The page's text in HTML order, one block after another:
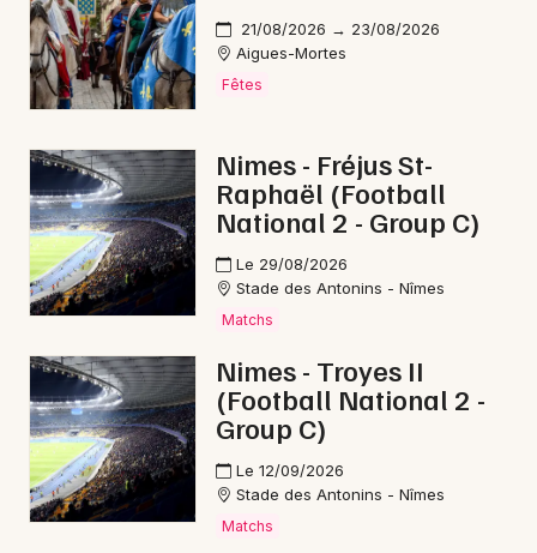
Actus au Grau-du-Roi
Magazine au Grau-du-Roi
30 - Gard
Choisir mes départements
Mon email
21/08/2026 → 23/08/2026
Aigues-Mortes
Fêtes
Nimes - Fréjus St-
Raphaël (Football
National 2 - Group C)
Le 29/08/2026
Stade des Antonins - Nîmes
Matchs
Nimes - Troyes II
(Football National 2 -
Group C)
Le 12/09/2026
Stade des Antonins - Nîmes
Matchs